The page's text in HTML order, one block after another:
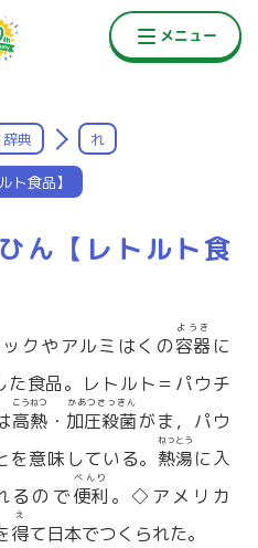
辞典 れ
ト食品】
ん【レトルト食
クやアルミはくの容器
ようき
に
た食品。レトルト＝パウチ
高熱
こうねつ
・ 加圧殺菌
かあつさっきん
がま，パウ
を意味している。 熱湯
ねっとう
に入
るので便利
べんり
。◇アメリカ
得
え
て日本でつくられた。